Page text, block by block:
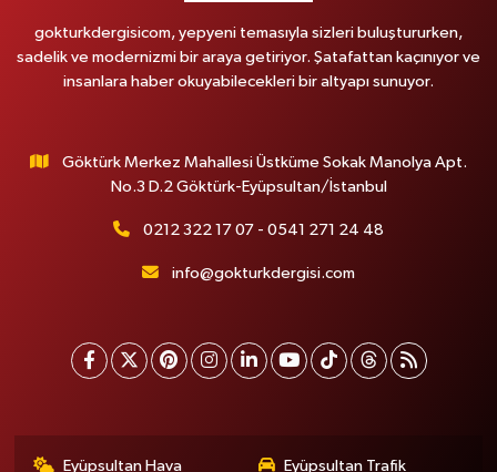
gokturkdergisicom, yepyeni temasıyla sizleri buluştururken,
sadelik ve modernizmi bir araya getiriyor. Şatafattan kaçınıyor ve
insanlara haber okuyabilecekleri bir altyapı sunuyor.
Göktürk Merkez Mahallesi Üstküme Sokak Manolya Apt.
No.3 D.2 Göktürk-Eyüpsultan/İstanbul
0212 322 17 07 - 0541 271 24 48
info@gokturkdergisi.com
Eyüpsultan Hava Eyüpsultan Trafik